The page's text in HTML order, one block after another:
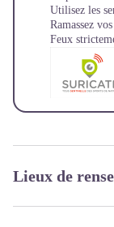
Utilisez les
Ramassez
Feux
Lieux de